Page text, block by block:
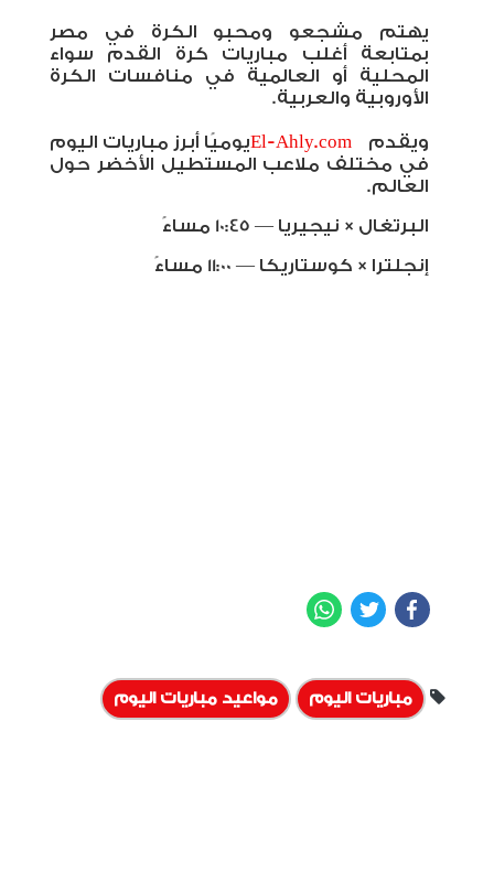
يهتم مشجعو ومحبو الكرة في مصر
بمتابعة أغلب مباريات كرة القدم سواء
المحلية أو العالمية في منافسات الكرة
الأوروبية والعربية.
ويقدم El-Ahly.comيوميًا أبرز مباريات اليوم
في مختلف ملاعب المستطيل الأخضر حول
العالم.
البرتغال × نيجيريا — 10:45 مساءً
إنجلترا × كوستاريكا — 11:00 مساءً
Facebook
Twitter
مباريات اليوم مواعيد مباريات اليوم